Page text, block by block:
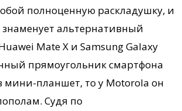
полноценную раскладушку, и
альтернативный
Mate X и Samsung Galaxy
прямоугольник смартфона
мини-планшет, то у Motorola он
Судя по